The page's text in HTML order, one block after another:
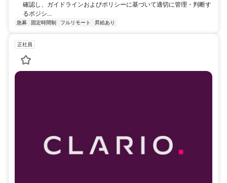
確認し、ガイドラインおよびポリシーに基づいて適切に管理・判断す
るポジシ...
急募 固定時間制 フルリモート 昇給あり
正社員